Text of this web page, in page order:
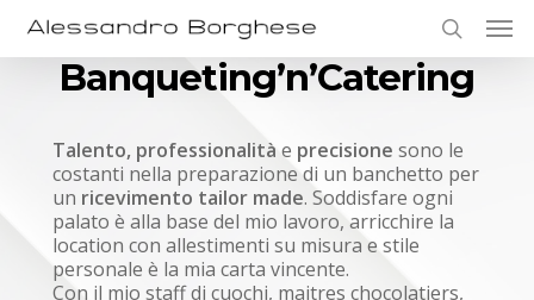
main
content
search
Banqueting’n’Catering
Talento, professionalità e precisione sono le
costanti nella preparazione di un banchetto per
un ricevimento tailor made. Soddisfare ogni
palato è alla base del mio lavoro, arricchire la
location con allestimenti su misura e stile
personale è la mia carta vincente.
Con il mio staff di cuochi, maitres chocolatiers,